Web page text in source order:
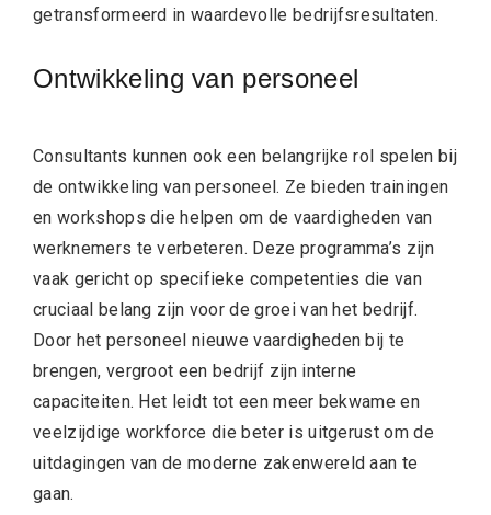
getransformeerd in waardevolle bedrijfsresultaten.
Ontwikkeling van personeel
Consultants kunnen ook een belangrijke rol spelen bij
de ontwikkeling van personeel. Ze bieden trainingen
en workshops die helpen om de vaardigheden van
werknemers te verbeteren. Deze programma’s zijn
vaak gericht op specifieke competenties die van
cruciaal belang zijn voor de groei van het bedrijf.
Door het personeel nieuwe vaardigheden bij te
brengen, vergroot een bedrijf zijn interne
capaciteiten. Het leidt tot een meer bekwame en
veelzijdige workforce die beter is uitgerust om de
uitdagingen van de moderne zakenwereld aan te
gaan.